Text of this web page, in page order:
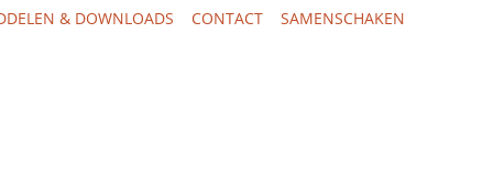
& DOWNLOADS CONTACT SAMENSCHAKEN